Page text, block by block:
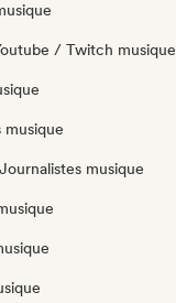
/ Twitch musique
musique
musique